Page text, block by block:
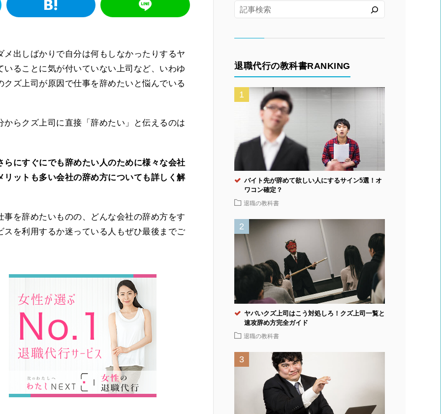
出しばかりで自分は何もしなかったりするヤ
ることに気が付いていない上司など、いわゆ
ズ上司が原因で仕事を辞めたいと悩んでいる
らクズ上司に直接「辞めたい」と伝えるのは
にすぐにでも辞めたい人のために様々な会社
リットも多い会社の辞め方についても詳しく解
を辞めたいものの、どんな会社の辞め方をす
を利用するか迷っている人もぜひ最後までご
退職代行の教科書RANKING
バイト先が辞めて欲しい人にするサイン5選！オ
ワコン確定？
退職の教科書
ヤバいクズ上司はこう対処しろ！クズ上司一覧と
速攻辞め方完全ガイド
退職の教科書